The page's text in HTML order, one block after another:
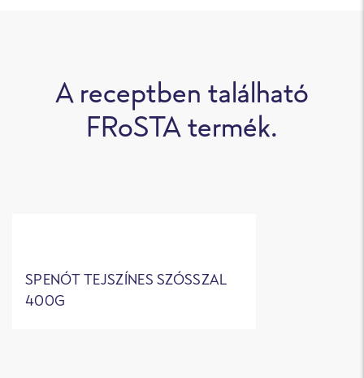
A receptben található
FRoSTA termék.
SPENÓT TEJSZÍNES SZÓSSZAL
400G